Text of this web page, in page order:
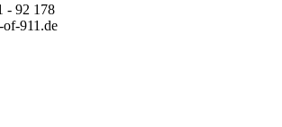
- 92 178
911.de